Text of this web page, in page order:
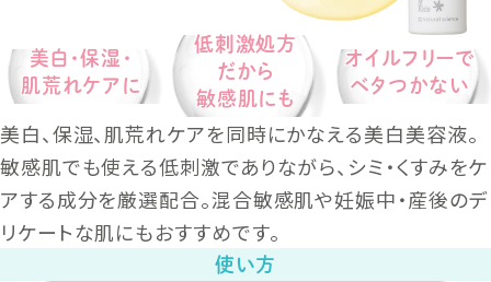
美白・保湿・
肌荒れケアに
低刺激処方
だから
敏感肌にも
オイルフリーで
ベタつかない
美白、保湿、肌荒れケアを同時にかなえる美白美容液。
敏感肌でも使える低刺激でありながら、シミ・くすみをケ
アする成分を厳選配合。混合敏感肌や妊娠中・産後のデ
リケートな肌にもおすすめです。
使い方